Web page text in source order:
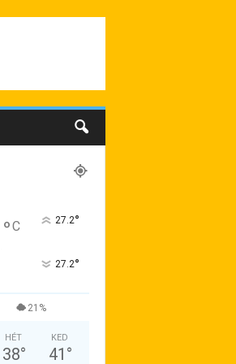
°C 27.2°
27.2°
21%
HÉT
38°
KED
41 °